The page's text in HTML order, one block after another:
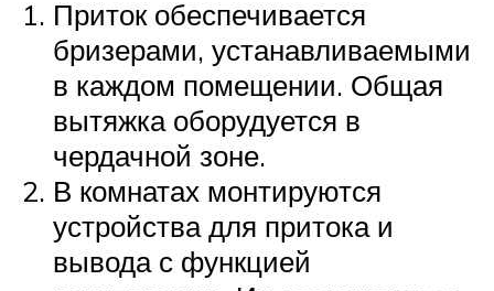
Приток обеспечивается
бризерами, устанавливаемыми
в каждом помещении. Общая
вытяжка оборудуется в
чердачной зоне.
В комнатах монтируются
устройства для притока и
вывода с функцией